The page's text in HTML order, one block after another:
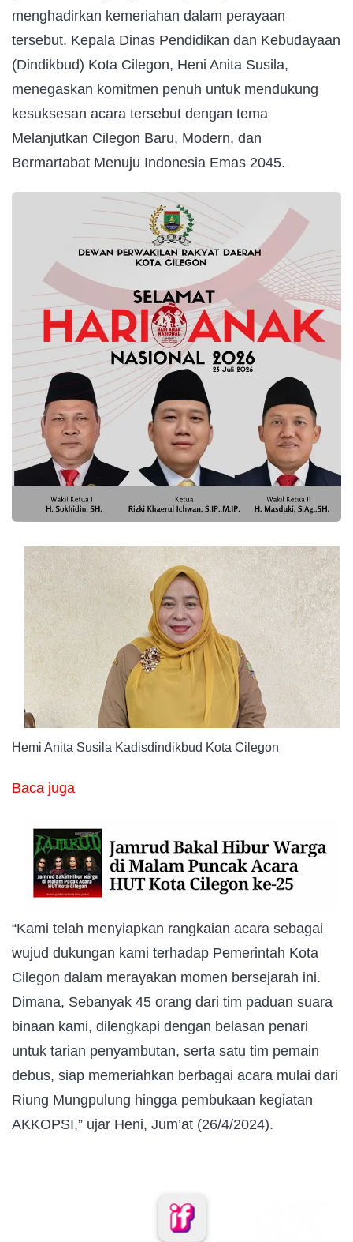
menghadirkan kemeriahan dalam perayaan
tersebut. Kepala Dinas Pendidikan dan Kebudayaan
(Dindikbud) Kota Cilegon, Heni Anita Susila,
menegaskan komitmen penuh untuk mendukung
kesuksesan acara tersebut dengan tema
Melanjutkan Cilegon Baru, Modern, dan
Bermartabat Menuju Indonesia Emas 2045.
Hemi Anita Susila Kadisdindikbud Kota Cilegon
Baca juga
“Kami telah menyiapkan rangkaian acara sebagai
wujud dukungan kami terhadap Pemerintah Kota
Cilegon dalam merayakan momen bersejarah ini.
Dimana, Sebanyak 45 orang dari tim paduan suara
binaan kami, dilengkapi dengan belasan penari
untuk tarian penyambutan, serta satu tim pemain
debus, siap memeriahkan berbagai acara mulai dari
Riung Mungpulung hingga pembukaan kegiatan
AKKOPSI,” ujar Heni, Jum’at (26/4/2024).